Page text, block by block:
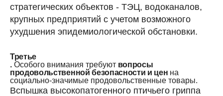
стратегических объектов - ТЭЦ, водоканалов,
крупных предприятий с учетом возможного
ухудшения эпидемиологической обстановки.
Третье
.Особого внимания требуют вопросы
продовольственной безопасности и цен на
социально-значимые продовольственные товары.
Вспышка высокопатогенного птичьего гриппа